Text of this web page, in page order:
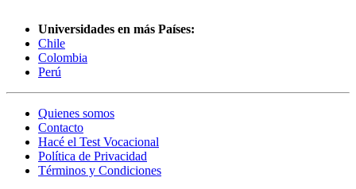
Universidades en más Países:
Chile
Colombia
Perú
Quienes somos
Contacto
Hacé el Test Vocacional
Política de Privacidad
Términos y Condiciones